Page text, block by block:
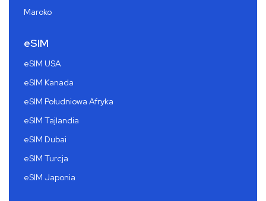
Maroko
eSIM
eSIM USA
eSIM Kanada
eSIM Południowa Afryka
eSIM Tajlandia
eSIM Dubai
eSIM Turcja
eSIM Japonia